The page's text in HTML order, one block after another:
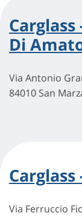
Di
Via Antonio
84010 San
Via Ferruccio